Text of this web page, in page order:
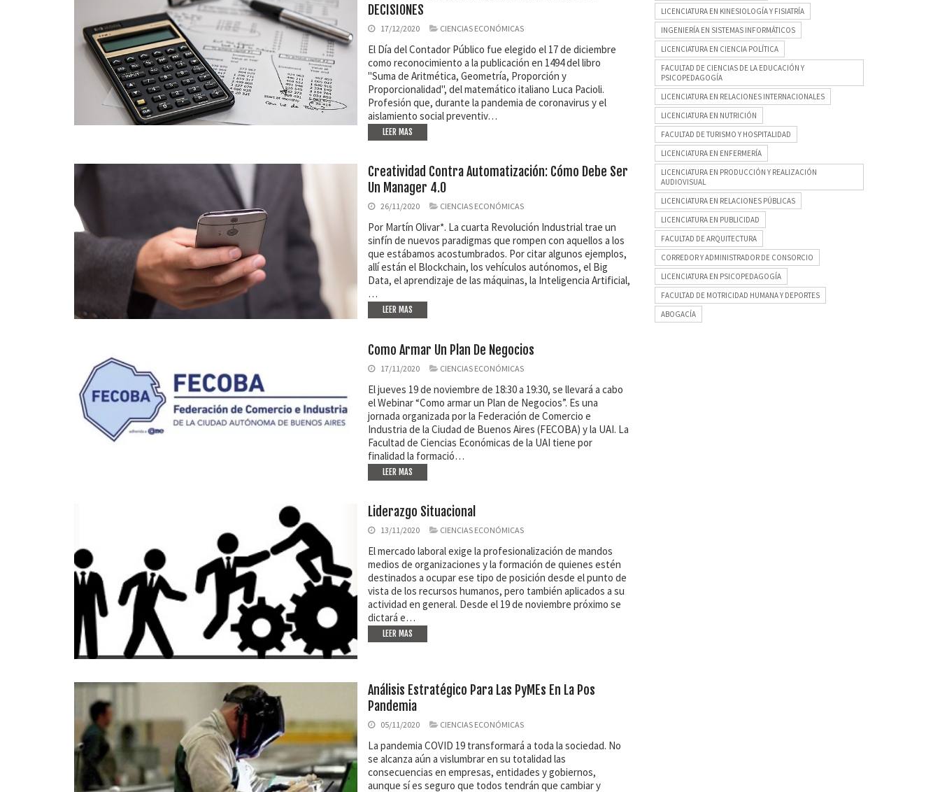
DECISIONES
17/12/2020 CIENCIAS ECONÓMICAS
El Día del Contador Público fue elegido el 17 de diciembre
como reconocimiento a la publicación en 1494 del libro
"Suma de Aritmética, Geometría, Proporción y
Proporcionalidad", del matemático italiano Luca Pacioli.
Profesión que, durante la pandemia de coronavirus y el
aislamiento social preventiv…
LEER MAS
Creatividad Contra Automatización: Cómo Debe Ser
Un Manager 4.0
26/11/2020 CIENCIAS ECONÓMICAS
Por Martín Olivar*. La cuarta Revolución Industrial trae un
sinfín de nuevos paradigmas que rompen con aquellos a los
que estábamos acostumbrados. Por citar algunos ejemplos,
allí están el Blockchain, los vehículos autónomos, el Big
Data, el aprendizaje de las máquinas, la Inteligencia Artificial,
…
LEER MAS
Como Armar Un Plan De Negocios
17/11/2020 CIENCIAS ECONÓMICAS
El jueves 19 de noviembre de 18:30 a 19:30, se llevará a cabo
el Webinar “Como armar un Plan de Negocios”. Es una
jornada organizada por la Federación de Comercio e
Industria de la Ciudad de Buenos Aires (FECOBA) y la UAI. La
Facultad de Ciencias Económicas de la UAI tiene por
finalidad la formació…
LEER MAS
Liderazgo Situacional
13/11/2020 CIENCIAS ECONÓMICAS
El mercado laboral exige la profesionalización de mandos
medios de organizaciones y la formación de quienes estén
destinados a ocupar ese tipo de posición desde el punto de
vista de los recursos humanos, pero también aplicados a su
actividad en general. Desde el 19 de noviembre próximo se
dictará e…
LEER MAS
Análisis Estratégico Para Las PyMEs En La Pos
Pandemia
05/11/2020 CIENCIAS ECONÓMICAS
La pandemia COVID 19 transformará a toda la sociedad. No
se alcanza aún a vislumbrar en su totalidad las
consecuencias en empresas, entidades y gobiernos,
aunque sí es seguro que todos tendrán que cambiar y
LICENCIATURA EN KINESIOLOGÍA Y FISIATRÍA
INGENIERÍA EN SISTEMAS INFORMÁTICOS
LICENCIATURA EN CIENCIA POLÍTICA
FACULTAD DE CIENCIAS DE LA EDUCACIÓN Y
PSICOPEDAGOGÍA
LICENCIATURA EN RELACIONES INTERNACIONALES
LICENCIATURA EN NUTRICIÓN
FACULTAD DE TURISMO Y HOSPITALIDAD
LICENCIATURA EN ENFERMERÍA
LICENCIATURA EN PRODUCCIÓN Y REALIZACIÓN
AUDIOVISUAL
LICENCIATURA EN RELACIONES PÚBLICAS
LICENCIATURA EN PUBLICIDAD
FACULTAD DE ARQUITECTURA
CORREDOR Y ADMINISTRADOR DE CONSORCIO
LICENCIATURA EN PSICOPEDAGOGÍA
FACULTAD DE MOTRICIDAD HUMANA Y DEPORTES
ABOGACÍA